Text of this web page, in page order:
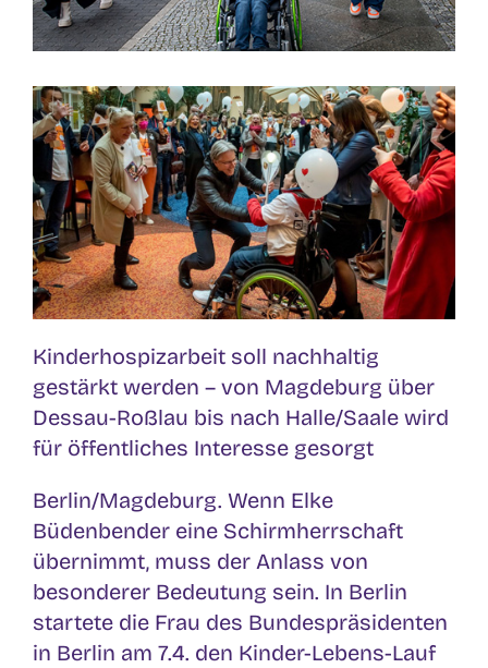
Kinderhospizarbeit soll nachhaltig
gestärkt werden – von Magdeburg über
Dessau-Roßlau bis nach Halle/Saale wird
für öffentliches Interesse gesorgt
Berlin/Magdeburg. Wenn Elke
Büdenbender eine Schirmherrschaft
übernimmt, muss der Anlass von
besonderer Bedeutung sein. In Berlin
startete die Frau des Bundespräsidenten
in Berlin am 7.4. den Kinder-Lebens-Lauf